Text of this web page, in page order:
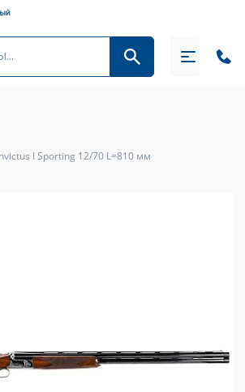
снаряжение
I Sporting 12/70 L=810 мм